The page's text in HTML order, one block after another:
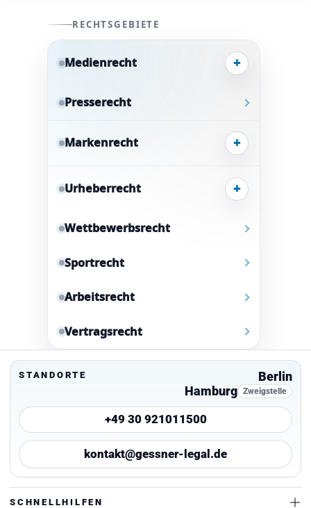
RECHTSGEBIETE
Medienrecht +
Presserecht
Markenrecht +
Urheberrecht +
Wettbewerbsrecht
Sportrecht
Arbeitsrecht
Vertragsrecht
STANDORTE
Berlin
Hamburg Zweigstelle
+49 30 921011500
kontakt@gessner-legal.de
SCHNELLHILFEN